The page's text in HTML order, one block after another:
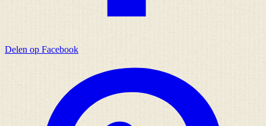
Delen op Facebook